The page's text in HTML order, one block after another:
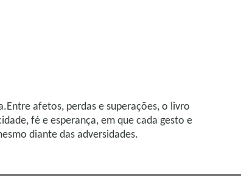
afetos, perdas e superações, o livro
fé e esperança, em que cada gesto e
diante das adversidades.